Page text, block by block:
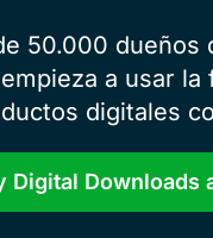
50.000 dueños
a usar la
digitales
Digital Downloads